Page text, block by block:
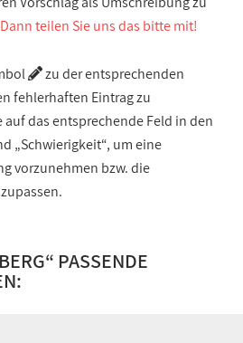
Dann teilen Sie uns das bitte mit!
zu der entsprechenden
fehlerhaften Eintrag zu
auf das entsprechende Feld in den
„Schwierigkeit“, um eine
vorzunehmen bzw. die
PASSENDE